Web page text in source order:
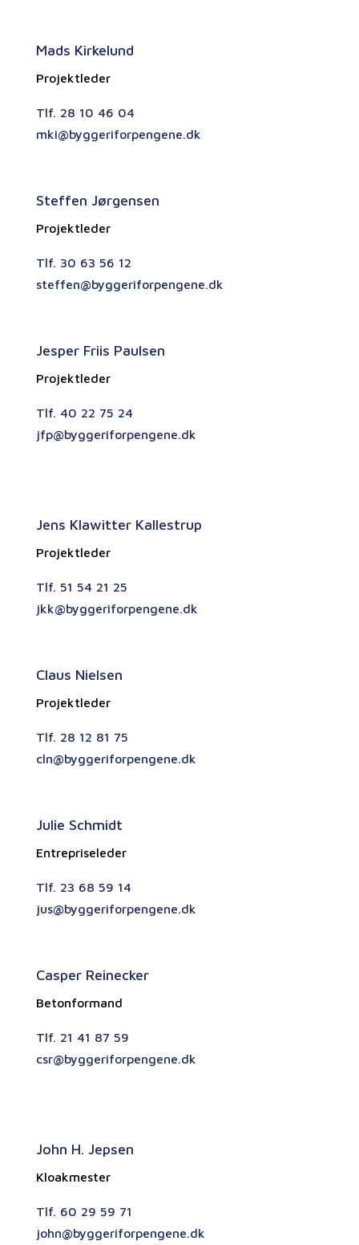
Mads Kirkelund
Projektleder
Tlf. 28 10 46 04
mki@byggeriforpengene.dk
Steffen Jørgensen
Projektleder
Tlf. 30 63 56 12
steffen@byggeriforpengene.dk
Jesper Friis Paulsen
Projektleder
Tlf. 40 22 75 24
jfp@byggeriforpengene.dk
Jens Klawitter Kallestrup
Projektleder
Tlf. 51 54 21 25
jkk@byggeriforpengene.dk
Claus Nielsen
Projektleder
Tlf. 28 12 81 75
cln@byggeriforpengene.dk
Julie Schmidt
Entrepriseleder
Tlf. 23 68 59 14
jus@byggeriforpengene.dk
Casper Reinecker
Betonformand
Tlf. 21 41 87 59
csr@byggeriforpengene.dk
John H. Jepsen
Kloakmester
Tlf. 60 29 59 71
john@byggeriforpengene.dk